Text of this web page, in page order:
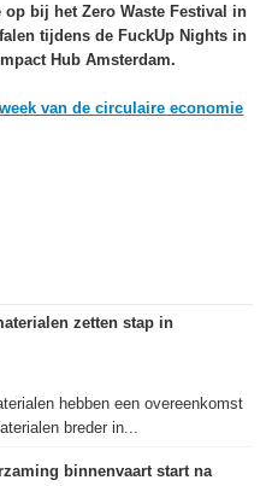
bij het Zero Waste Festival in
tijdens de FuckUp Nights in
Hub Amsterdam.
van de circulaire economie
zetten stap in
hebben een overeenkomst
breder in...
binnenvaart start na